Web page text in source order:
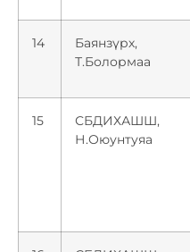
14
Баянзүрх,
Т.Болормаа
15
СБДИХАШШ,
Н.Оюунтуяа